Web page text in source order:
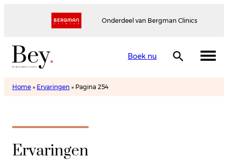
Onderdeel van Bergman Clinics
Boek nu
Home » Ervaringen » Pagina 254
Ervaringen